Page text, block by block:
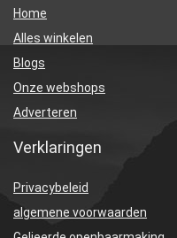
Home
Alles winkelen
Blogs
Onze webshops
Adverteren
Verklaringen
Privacybeleid
algemene voorwaarden